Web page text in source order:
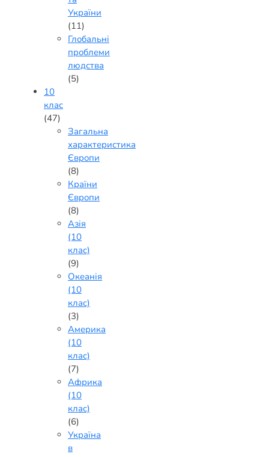
України
(11)
Глобальні
проблеми
людства
(5)
10
клас
(47)
Загальна
характеристика
Європи
(8)
Країни
Європи
(8)
Азія
(10
клас)
(9)
Океанія
(10
клас)
(3)
Америка
(10
клас)
(7)
Африка
(10
клас)
(6)
Україна
в